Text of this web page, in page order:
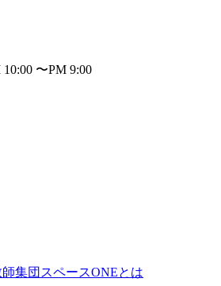
〜PM 9:00
集団スペースONEとは